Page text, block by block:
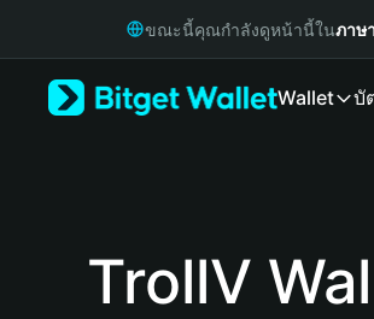
Русский
ขณะนี้คุณกำลังดูหน้านี้ในภาษ
Wallet บั
TrollV